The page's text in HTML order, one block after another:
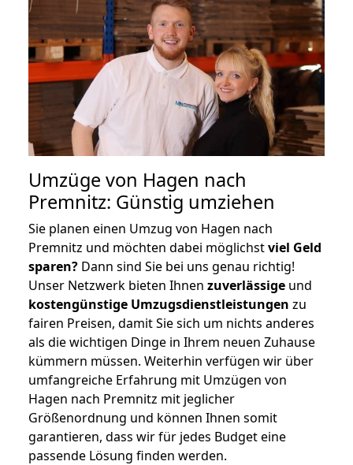
Umzüge von Hagen nach
Premnitz: Günstig umziehen
Sie planen einen Umzug von Hagen nach
Premnitz und möchten dabei möglichstviel Geld
sparen? Dann sind Sie bei uns genau richtig!
Unser Netzwerk bieten Ihnen zuverlässige und
kostengünstige Umzugsdienstleistungen zu
fairen Preisen, damit Sie sich um nichts anderes
als die wichtigen Dinge in Ihrem neuen Zuhause
kümmern müssen. Weiterhin verfügen wir über
umfangreiche Erfahrung mit Umzügen von
Hagen nach Premnitz mit jeglicher
Größenordnung und können Ihnen somit
garantieren, dass wir für jedes Budget eine
passende Lösung finden werden.